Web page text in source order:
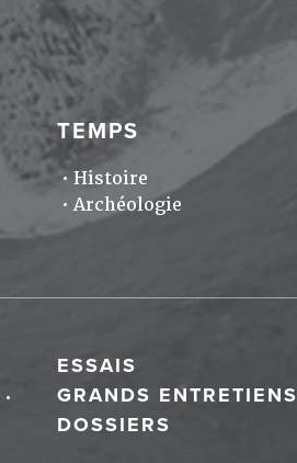
TEMPS
Histoire
Archéologie
ESSAIS
GRANDS ENTRETIENS
DOSSIERS